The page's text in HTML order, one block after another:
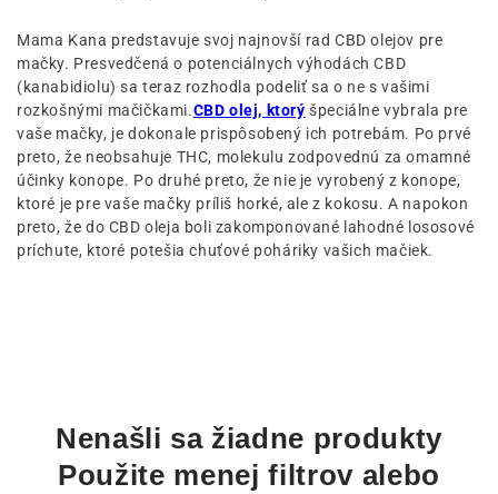
l
e
k
c
i
a
:
Mama Kana predstavuje svoj najnovší rad CBD olejov pre
mačky. Presvedčená o potenciálnych výhodách CBD
(kanabidiolu) sa teraz rozhodla podeliť sa o ne s vašimi
rozkošnými mačičkami.CBD olej, ktorý špeciálne vybrala pre
vaše mačky, je dokonale prispôsobený ich potrebám. Po prvé
preto, že neobsahuje THC, molekulu zodpovednú za omamné
účinky konope. Po druhé preto, že nie je vyrobený z konope,
ktoré je pre vaše mačky príliš horké, ale z kokosu. A napokon
preto, že do CBD oleja boli zakomponované lahodné lososové
príchute, ktoré potešia chuťové poháriky vašich mačiek.
Nenašli sa žiadne produkty
Použite menej filtrov alebo